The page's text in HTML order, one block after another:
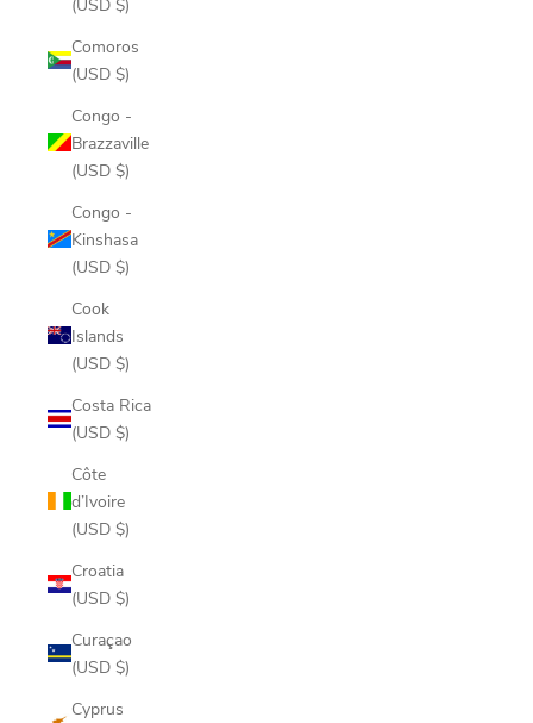
Comoros
(USD $)
Congo -
Brazzaville
(USD $)
Congo -
Kinshasa
(USD $)
Cook
Islands
(USD $)
Costa Rica
(USD $)
Côte
d’Ivoire
(USD $)
Croatia
(USD $)
Curaçao
(USD $)
Cyprus